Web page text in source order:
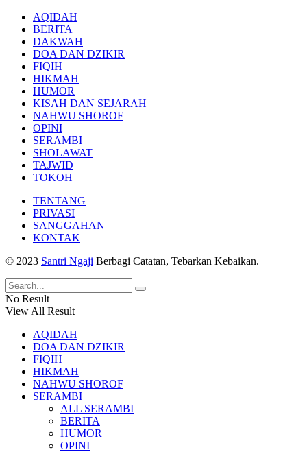
AQIDAH
BERITA
DAKWAH
DOA DAN DZIKIR
FIQIH
HIKMAH
HUMOR
KISAH DAN SEJARAH
NAHWU SHOROF
OPINI
SERAMBI
SHOLAWAT
TAJWID
TOKOH
TENTANG
PRIVASI
SANGGAHAN
KONTAK
© 2023 Santri Ngaji Berbagi Catatan, Tebarkan Kebaikan.
No Result
View All Result
AQIDAH
DOA DAN DZIKIR
FIQIH
HIKMAH
NAHWU SHOROF
SERAMBI
ALL SERAMBI
BERITA
HUMOR
OPINI